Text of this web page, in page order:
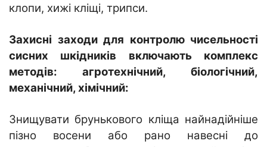
клопи, хижі кліщі, трипси.
Захисні заходи для контролю чисельності
сисних шкідників включають комплекс
методів: агротехнічний, біологічний,
механічний, хімічний:
Знищувати брунькового кліща найнадійніше
пізно восени або рано навесні до